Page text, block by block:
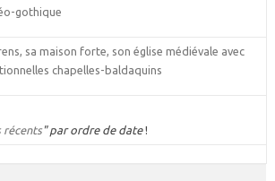
gothique
sa maison forte, son église médiévale avec
chapelles-baldaquins
récents" par ordre de date!